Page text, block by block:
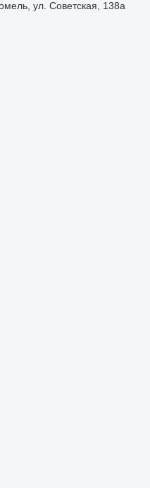
ул. Советская, 138а